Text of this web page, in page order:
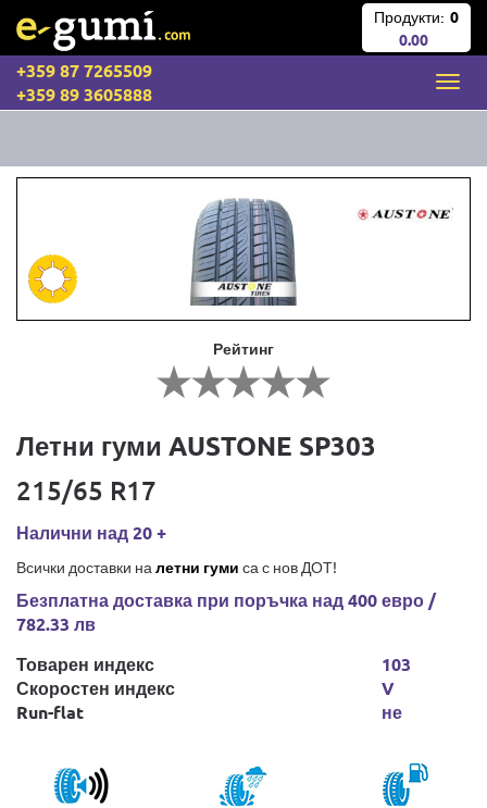
Продукти: 0
0.00
+359 87 7265509
+359 89 3605888
Рейтинг
Летни гуми AUSTONE SP303
215/65 R17
Налични над 20 +
Всички доставки на летни гуми са с нов ДОТ!
Безплатна доставка при поръчка над 400 евро /
782.33 лв
Товарен индекс
Скоростен индекс
Run-flat
103
V
не